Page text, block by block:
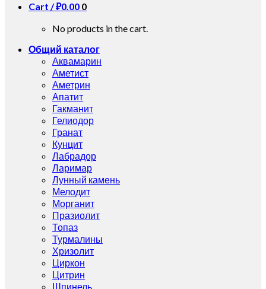
Cart /₽0.00 0
No products in the cart.
Общий каталог
Аквамарин
Аметист
Аметрин
Апатит
Гакманит
Гелиодор
Гранат
Кунцит
Лабрадор
Ларимар
Лунный камень
Мелодит
Морганит
Празиолит
Топаз
Турмалины
Хризолит
Циркон
Цитрин
Шпинель